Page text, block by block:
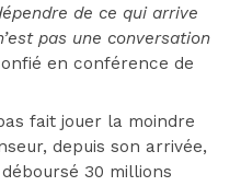
de ce qui arrive
pas une conversation
en conférence de
fait jouer la moindre
depuis son arrivée,
30 millions